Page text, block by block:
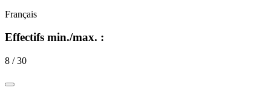
Français
Effectifs min./max. :
8 / 30